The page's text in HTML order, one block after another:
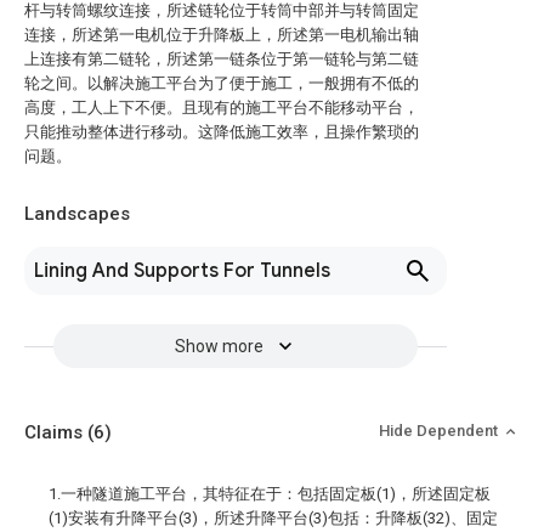
杆与转筒螺纹连接，所述链轮位于转筒中部并与转筒固定
连接，所述第一电机位于升降板上，所述第一电机输出轴
上连接有第二链轮，所述第一链条位于第一链轮与第二链
轮之间。以解决施工平台为了便于施工，一般拥有不低的
高度，工人上下不便。且现有的施工平台不能移动平台，
只能推动整体进行移动。这降低施工效率，且操作繁琐的
问题。
Landscapes
Lining And Supports For Tunnels
Show more
Claims (6) Hide Dependent
1.一种隧道施工平台，其特征在于：包括固定板(1)，所述固定板
(1)安装有升降平台(3)，所述升降平台(3)包括：升降板(32)、固定